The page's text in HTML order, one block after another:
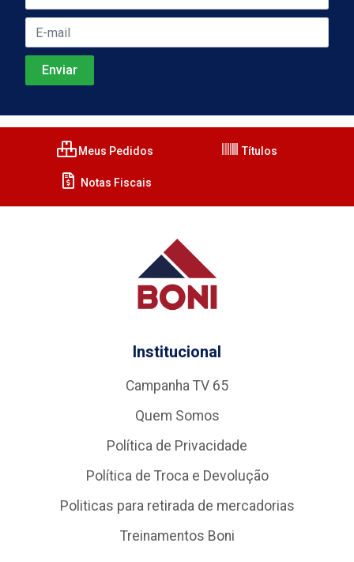
Meus Pedidos Títulos
Notas Fiscais
Institucional
Campanha TV 65
Quem Somos
Política de Privacidade
Política de Troca e Devolução
Politicas para retirada de mercadorias
Treinamentos Boni